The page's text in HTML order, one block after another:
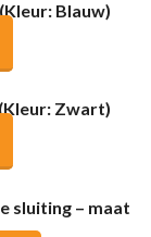
Blauw)
Zwart)
sluiting – maat